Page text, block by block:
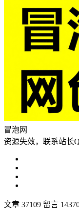
冒泡网
资源失效，联系站长
文章 37109 留言